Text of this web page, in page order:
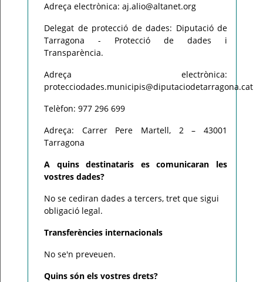
Adreça electrònica: aj.alio@altanet.org
Delegat de protecció de dades: Diputació de
Tarragona - Protecció de dades i
Transparència.
Adreça electrònica:
protecciodades.municipis@diputaciodetarragona.cat
Telèfon: 977 296 699
Adreça: Carrer Pere Martell, 2 – 43001
Tarragona
A quins destinataris es comunicaran les
vostres dades?
No se cediran dades a tercers, tret que sigui
obligació legal.
Transferències internacionals
No se'n preveuen.
Quins són els vostres drets?